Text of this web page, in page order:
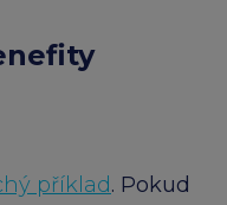
příklad. Pokud